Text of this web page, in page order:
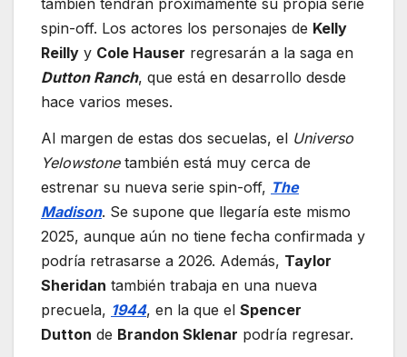
también tendrán próximamente su propia serie
spin-off. Los actores los personajes de Kelly
Reilly y Cole Hauser regresarán a la saga en
Dutton Ranch, que está en desarrollo desde
hace varios meses.
Al margen de estas dos secuelas, el Universo
Yelowstonetambién está muy cerca de
estrenar su nueva serie spin-off, The
Madison. Se supone que llegaría este mismo
2025, aunque aún no tiene fecha confirmada y
podría retrasarse a 2026. Además, Taylor
Sheridan también trabaja en una nueva
precuela, 1944, en la que el Spencer
Dutton de Brandon Sklenar podría regresar.